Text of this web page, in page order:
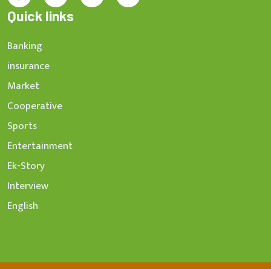
Quick links
Banking
insurance
Market
Cooperative
Sports
Entertainment
Ek-Story
Interview
English